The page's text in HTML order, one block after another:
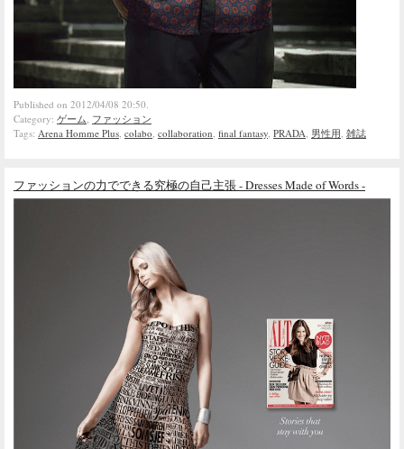
Published on 2012/04/08 20:50.
Category: ゲーム, ファッション
Tags: Arena Homme Plus, colabo, collaboration, final fantasy, PRADA, 男性用, 雑誌
ファッションの力でできる究極の自己主張 - Dresses Made of Words -